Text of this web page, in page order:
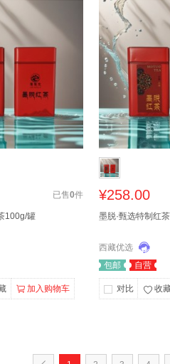
已售0件
100g/罐
加入购物车
¥258.00
墨脱·甄选特制红
西藏优选
包邮
自营
对比 收